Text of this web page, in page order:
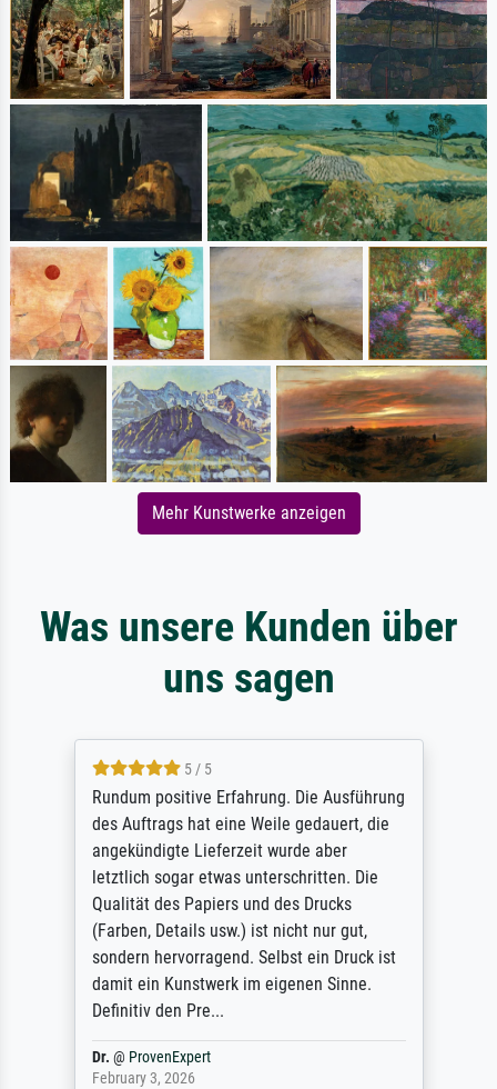
Mehr Kunstwerke anzeigen
Was unsere Kunden über
uns sagen
5 / 5
Rundum positive Erfahrung. Die Ausführung
des Auftrags hat eine Weile gedauert, die
angekündigte Lieferzeit wurde aber
letztlich sogar etwas unterschritten. Die
Qualität des Papiers und des Drucks
(Farben, Details usw.) ist nicht nur gut,
sondern hervorragend. Selbst ein Druck ist
damit ein Kunstwerk im eigenen Sinne.
Definitiv den Pre...
Dr. @ ProvenExpert
February 3, 2026